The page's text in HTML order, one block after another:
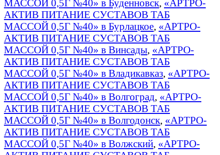
МАССОЙ 0,5Г №40» в Буденновск, «АРТРО-
АКТИВ ПИТАНИЕ СУСТАВОВ ТАБ
МАССОЙ 0,5Г №40» в Бурлацкое, «АРТРО-
АКТИВ ПИТАНИЕ СУСТАВОВ ТАБ
МАССОЙ 0,5Г №40» в Винсады, «АРТРО-
АКТИВ ПИТАНИЕ СУСТАВОВ ТАБ
МАССОЙ 0,5Г №40» в Владикавказ, «АРТРО-
АКТИВ ПИТАНИЕ СУСТАВОВ ТАБ
МАССОЙ 0,5Г №40» в Волгоград, «АРТРО-
АКТИВ ПИТАНИЕ СУСТАВОВ ТАБ
МАССОЙ 0,5Г №40» в Волгодонск, «АРТРО-
АКТИВ ПИТАНИЕ СУСТАВОВ ТАБ
МАССОЙ 0,5Г №40» в Волжский, «АРТРО-